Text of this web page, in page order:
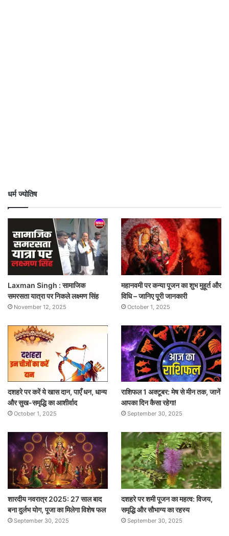
धर्म ज्योतिष
Laxman Singh : सामाजिक
समरसता यात्रा पर निकले लक्ष्मण सिंह
November 12, 2025
महानवमी पर कन्या पूजन का शुभ मुहूर्त और
विधि – जानिए पूरी जानकारी
October 1, 2025
दशहरे पर करें ये खास दान, पाएँ धन, धान्य
और सुख-समृद्धि का आशीर्वाद
October 1, 2025
राशिफल 1 अक्टूबर: मेष से मीन तक, जानें
आपका दिन कैसा रहेगा!
September 30, 2025
शारदीय नवरात्र 2025: 27 साल बाद
बना दुर्लभ योग, पूजा का मिलेगा विशेष फल
September 30, 2025
दशहरे पर शमी पूजन का महत्व: विजय,
समृद्धि और सौभाग्य का रहस्य
September 30, 2025